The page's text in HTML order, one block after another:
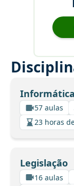
Informática
57 aulas
23 horas
Legislação
16 aulas